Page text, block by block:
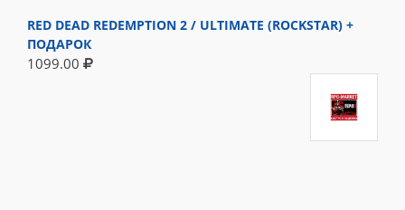
RED DEAD REDEMPTION 2 / ULTIMATE (ROCKSTAR) +
ПОДАРОК
1099.00